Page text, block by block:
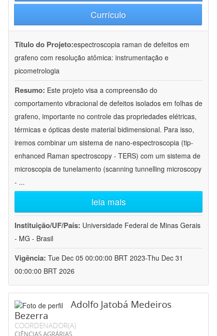
Currículo
Título do Projeto:espectroscopia raman de defeitos em
grafeno com resolução atômica: instrumentação e
picometrologia
Resumo: Este projeto visa a compreensão do
comportamento vibracional de defeitos isolados em folhas de
grafeno, importante no controle das propriedades elétricas,
térmicas e ópticas deste material bidimensional. Para isso,
iremos combinar um sistema de nano-espectroscopia (tip-
enhanced Raman spectroscopy - TERS) com um sistema de
microscopia de tunelamento (scanning tunnelling microscopy
- ...
leia mais
Instituição/UF/País: Universidade Federal de Minas Gerais
- MG - Brasil
Vigência: Tue Dec 05 00:00:00 BRT 2023-Thu Dec 31
00:00:00 BRT 2026
Adolfo Jatobá Medeiros
Bezerra
COORDENADOR(A)
CIÊNCIAS AGRÁRIAS